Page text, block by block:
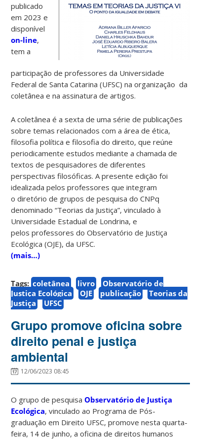
publicado
em 2023 e
disponível
on-line,
tem a
participação de professores da Universidade
Federal de Santa Catarina (UFSC) na organização da
coletânea e na assinatura de artigos.
A coletânea é a sexta de uma série de publicações
sobre temas relacionados com a área de ética,
filosofia política e filosofia do direito, que reúne
periodicamente estudos mediante a chamada de
textos de pesquisadores de diferentes
perspectivas filosóficas. A presente edição foi
idealizada pelos professores que integram
o diretório de grupos de pesquisa do CNPq
denominado “Teorias da Justiça”, vinculado à
Universidade Estadual de Londrina, e
pelos professores do Observatório de Justiça
Ecológica (OJE), da UFSC.
(mais…)
Tags: coletânea livro
Observatório de
Justiça Ecológica
OJE publicação
Teorias da
Justiça
UFSC
Grupo promove oficina sobre
direito penal e justiça
ambiental
12/06/2023 08:45
O grupo de pesquisaObservatório de Justiça
Ecológica, vinculado ao Programa de Pós-
graduação em Direito UFSC, promove nesta quarta-
feira, 14 de junho, a oficina de direitos humanos